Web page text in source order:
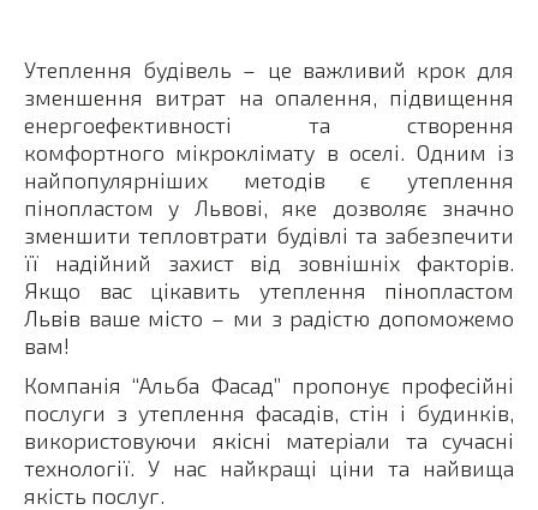
Утеплення будівель – це важливий крок для
зменшення витрат на опалення, підвищення
енергоефективності та створення
комфортного мікроклімату в оселі. Одним із
найпопулярніших методів є утеплення
пінопластом у Львові, яке дозволяє значно
зменшити тепловтрати будівлі та забезпечити
її надійний захист від зовнішніх факторів.
Якщо вас цікавить утеплення пінопластом
Львів ваше місто – ми з радістю допоможемо
вам!
Компанія “Альба Фасад” пропонує професійні
послуги з утеплення фасадів, стін і будинків,
використовуючи якісні матеріали та сучасні
технології. У нас найкращі ціни та найвища
якість послуг.